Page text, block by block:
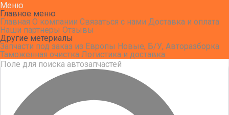
Меню
Главное меню
Главная О компании Связаться с нами Доставка и оплата
Наши партнеры Отзывы
Другие метериалы
Запчасти под заказ из Европы Новые, Б/У, Авторазборка
Таможенная очистка Логистика и доставка